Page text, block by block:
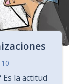
la actitud